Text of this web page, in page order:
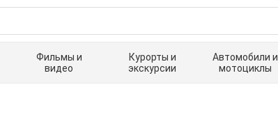
Фильмы и
видео
Курорты и
экскурсии
Автомобили и
мотоциклы